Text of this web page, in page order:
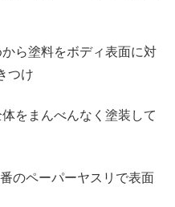
ら塗料をボディ表面に対
つけ
をまんべんなく塗装して
のペーパーヤスリで表面